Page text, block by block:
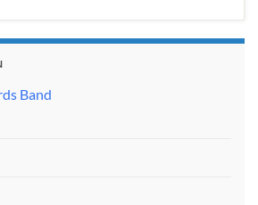
Band